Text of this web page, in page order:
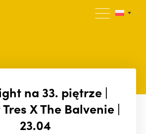
na 33. piętrze |
X The Balvenie |
23.04